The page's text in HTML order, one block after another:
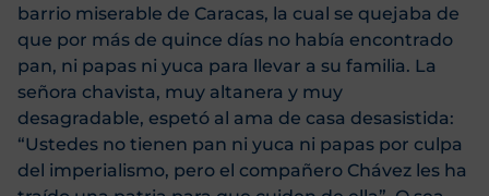
barrio miserable de Caracas, la cual se quejaba de
que por más de quince días no había encontrado
pan, ni papas ni yuca para llevar a su familia. La
señora chavista, muy altanera y muy
desagradable, espetó al ama de casa desasistida:
“Ustedes no tienen pan ni yuca ni papas por culpa
del imperialismo, pero el compañero Chávez les ha